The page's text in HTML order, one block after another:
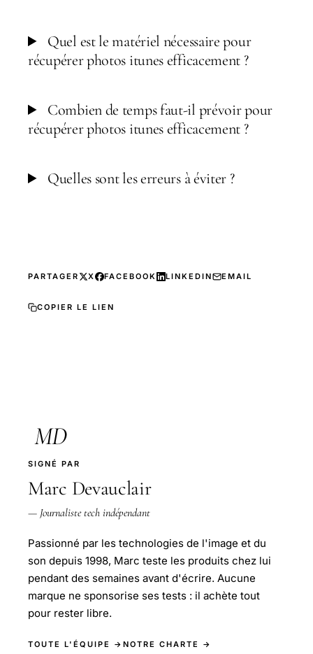
Quel est le matériel nécessaire pour
récupérer photos itunes efficacement ?
Combien de temps faut-il prévoir pour
récupérer photos itunes efficacement ?
Quelles sont les erreurs à éviter ?
PARTAGER X FACEBOOK LINKEDIN EMAIL
COPIER LE LIEN
MD
SIGNÉ PAR
Marc Devauclair
— Journaliste tech indépendant
Passionné par les technologies de l'image et du
son depuis 1998, Marc teste les produits chez lui
pendant des semaines avant d'écrire. Aucune
marque ne sponsorise ses tests : il achète tout
pour rester libre.
TOUTE L'ÉQUIPE → NOTRE CHARTE →